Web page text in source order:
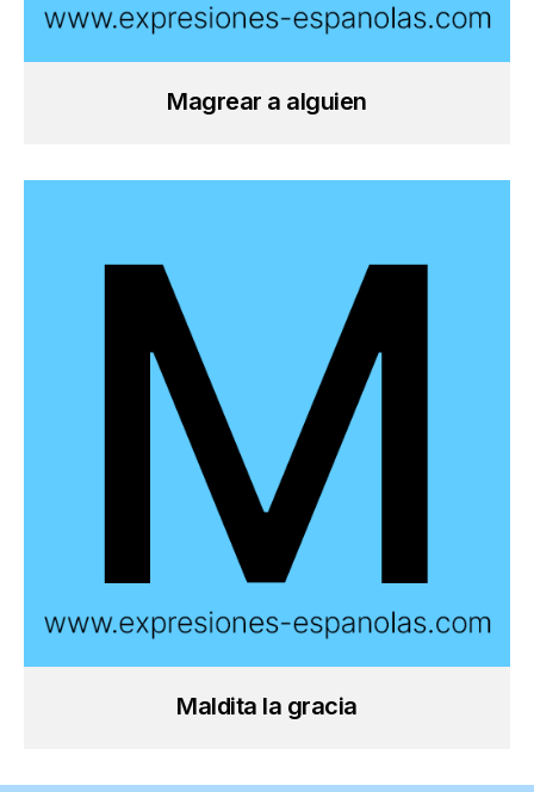
Magrear a alguien
Maldita la gracia